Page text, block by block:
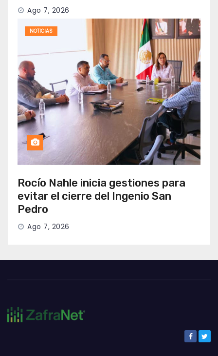
Ago 7, 2026
NOTICIAS
Rocío Nahle inicia gestiones para
evitar el cierre del Ingenio San
Pedro
Ago 7, 2026